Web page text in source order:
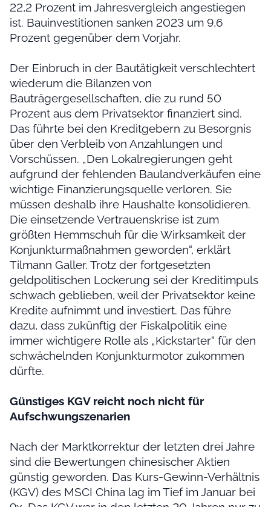
22,2 Prozent im Jahresvergleich angestiegen
ist. Bauinvestitionen sanken 2023 um 9,6
Prozent gegenüber dem Vorjahr.
Der Einbruch in der Bautätigkeit verschlechtert
wiederum die Bilanzen von
Bauträgergesellschaften, die zu rund 50
Prozent aus dem Privatsektor finanziert sind.
Das führte bei den Kreditgebern zu Besorgnis
über den Verbleib von Anzahlungen und
Vorschüssen. „Den Lokalregierungen geht
aufgrund der fehlenden Baulandverkäufen eine
wichtige Finanzierungsquelle verloren. Sie
müssen deshalb ihre Haushalte konsolidieren.
Die einsetzende Vertrauenskrise ist zum
größten Hemmschuh für die Wirksamkeit der
Konjunkturmaßnahmen geworden“, erklärt
Tilmann Galler. Trotz der fortgesetzten
geldpolitischen Lockerung sei der Kreditimpuls
schwach geblieben, weil der Privatsektor keine
Kredite aufnimmt und investiert. Das führe
dazu, dass zukünftig der Fiskalpolitik eine
immer wichtigere Rolle als „Kickstarter“ für den
schwächelnden Konjunkturmotor zukommen
dürfte.
Günstiges KGV reicht noch nicht für
Aufschwungszenarien
Nach der Marktkorrektur der letzten drei Jahre
sind die Bewertungen chinesischer Aktien
günstig geworden. Das Kurs-Gewinn-Verhältnis
(KGV) des MSCI China lag im Tief im Januar bei